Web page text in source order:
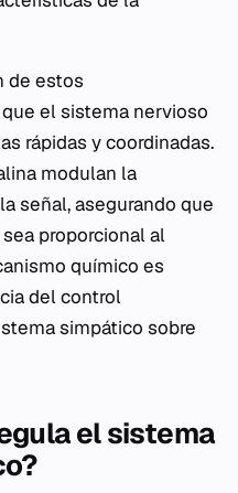
de estos
el sistema nervioso
rápidas y coordinadas.
modulan la
señal, asegurando que
proporcional al
químico es
del control
simpático sobre
el sistema